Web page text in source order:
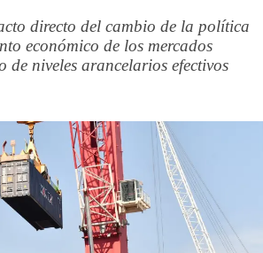
directo del cambio de la política
económico de los mercados
de niveles arancelarios efectivos